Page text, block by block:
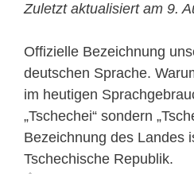
Zuletzt aktualisiert am 9.
Offizielle Bezeichnung
deutschen Sprache.
im heutigen
„Tschechei“ sondern
Bezeichnung des Landes
Tschechische Republik.